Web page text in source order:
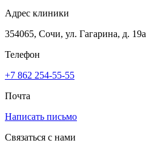
Адрес клиники
354065, Сочи, ул. Гагарина, д. 19а
Телефон
+7 862 254-55-55
Почта
Написать письмо
Связаться с нами